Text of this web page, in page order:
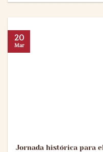
Jornada histórica para
20
Mar